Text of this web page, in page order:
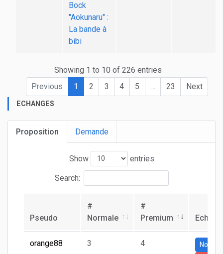
Bock
"Aokunaru" :
La bande à
bibi
Showing 1 to 10 of 226 entries
Previous
1 2 3 4 5 23 Next
ECHANGES
Proposition Demande
Show entries
Search:
Pseudo
#
Normale
#
Premium
orange88 3 4